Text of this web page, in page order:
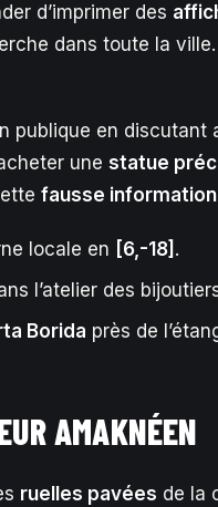
d’imprimer des
dans toute la ville.
publique en discutant
une statue
fausse information
locale en [6,-18] .
l’atelier des
Borida près de
AMAKNÉEN
ruelles pavées de la